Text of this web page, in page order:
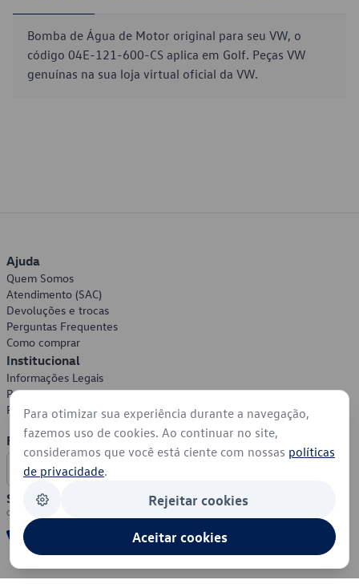
Bomba de Água de Motor original para seu VW, o
código 04E-121-600-CS aplica em Golf. Peças VW
genuínas na sua loja virtual oficial da VW.
Ajuda
Quem Somos
Atendimento (SAC)
Devoluções e trocas
Perguntas Frequentes
Como comprar
Institucional
Informações Legais
Política de Privacidade
Política de Cookies
Formas de Pagamento
Segurança
Para otimizar sua experiência durante a navegação,
fazemos uso de cookies. Ao continuar no site,
consideramos que você está ciente com nossas políticas
de privacidade.
Rejeitar cookies
Aceitar cookies